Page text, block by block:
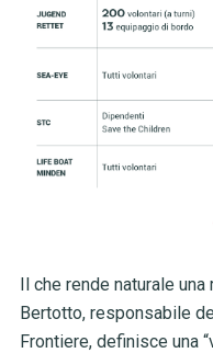
Il che rende naturale
Bertotto, responsabile
Frontiere, definisce una